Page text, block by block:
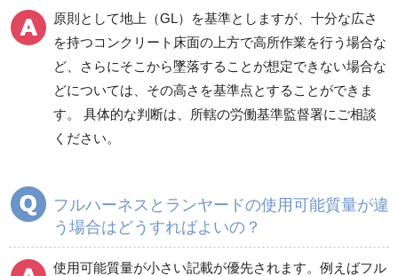
原則として地上（GL）を基準としますが、十分な広さ
を持つコンクリート床面の上方で高所作業を行う場合な
ど、さらにそこから墜落することが想定できない場合な
どについては、その高さを基準点とすることができま
す。 具体的な判断は、所轄の労働基準監督署にご相談
ください。
フルハーネスとランヤードの使用可能質量が違
う場合はどうすればよいの？
使用可能質量が小さい記載が優先されます。例えばフル